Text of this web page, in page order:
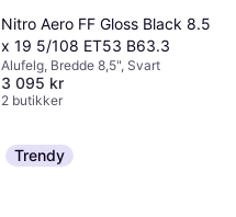
Nitro Aero FF Gloss Black 8.5
x 19 5/108 ET53 B63.3
Alufelg, Bredde 8,5", Svart
3 095 kr
2 butikker
Trendy